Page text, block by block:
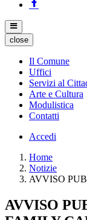
close
Il Comune
Uffici
Servizi al
Arte e Cultura
Modulistica
Contatti
Accedi
Home
Notizie
AVVISO
AVVISO